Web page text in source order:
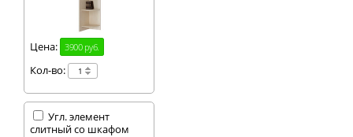
Цена: 3900 руб.
Кол-во:
Угл. элемент
слитный со шкафом